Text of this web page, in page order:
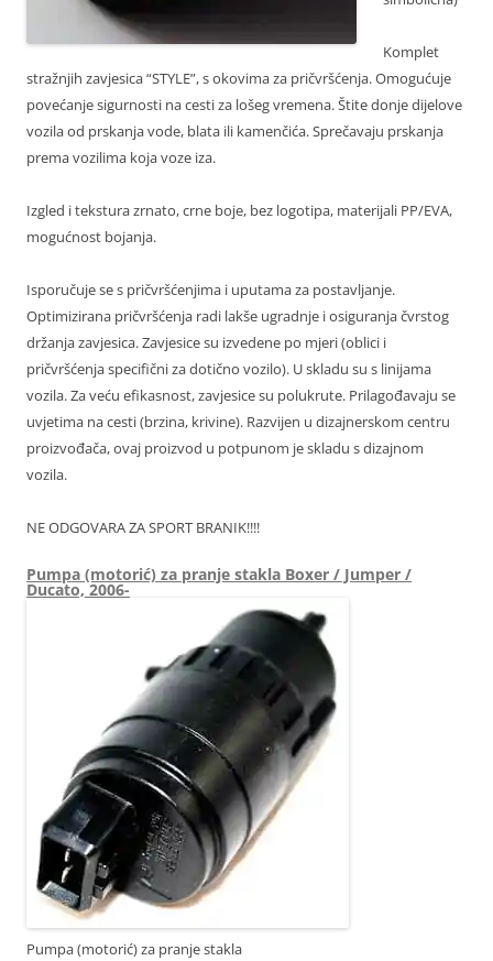
Komplet
stražnjih zavjesica “STYLE”, s okovima za pričvršćenja. Omogućuje
povećanje sigurnosti na cesti za lošeg vremena. Štite donje dijelove
vozila od prskanja vode, blata ili kamenčića. Sprečavaju prskanja
prema vozilima koja voze iza.
Izgled i tekstura zrnato, crne boje, bez logotipa, materijali PP/EVA,
mogućnost bojanja.
Isporučuje se s pričvršćenjima i uputama za postavljanje.
Optimizirana pričvršćenja radi lakše ugradnje i osiguranja čvrstog
držanja zavjesica. Zavjesice su izvedene po mjeri (oblici i
pričvršćenja specifični za dotično vozilo). U skladu su s linijama
vozila. Za veću efikasnost, zavjesice su polukrute. Prilagođavaju se
uvjetima na cesti (brzina, krivine). Razvijen u dizajnerskom centru
proizvođača, ovaj proizvod u potpunom je skladu s dizajnom
vozila.
NE ODGOVARA ZA SPORT BRANIK!!!!
Pumpa (motorić) za pranje stakla Boxer / Jumper /
Ducato, 2006-
Pumpa (motorić) za pranje stakla